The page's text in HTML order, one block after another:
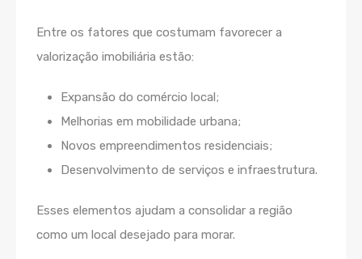
Entre os fatores que costumam favorecer a
valorização imobiliária estão:
Expansão do comércio local;
Melhorias em mobilidade urbana;
Novos empreendimentos residenciais;
Desenvolvimento de serviços e infraestrutura.
Esses elementos ajudam a consolidar a região
como um local desejado para morar.